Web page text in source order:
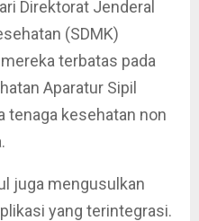
Direktorat Jenderal
(SDMK)
terbatas pada
Aparatur Sipil
tenaga kesehatan non
juga mengusulkan
yang terintegrasi.